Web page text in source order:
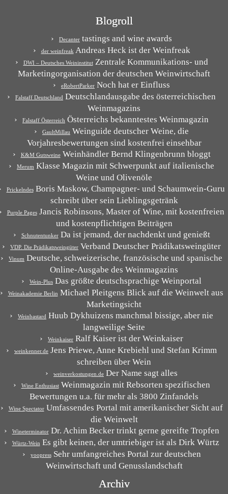
Blogroll
Decanter tastings and wine awards
der weinfreakAndreas Heck ist der Weinfreak
DWI – Deutsches WeininstitutZentrale Kommunikations- und
Marketingorganisation der deutschen Weinwirtschaft
eRobertParker Noch hat er Einfluss
Falstaff Deutschland Deutschlandausgabe des österreichischen
Weinmagazins
Falstaff Österreich Österreichs bekanntestes Weinmagazin
GaultMillau Weinguide deutscher Weine, die
Vorjahresbewertungen sind kostenfrei einsehbar
K&M GutsweineWeinhändler Bernd Klingenbrunn bloggt
Merum Klasse Magazin mit Schwerpunkt auf italienische
Weine und Olivenöle
PrickelndesBoris Maskow, Champagner- und Schaumwein-Guru
schreibt über sein Lieblingsgetränk
Purple PagesJancis Robinsons, Master of Wine, mit kostenfreien
und kostenpflichtigen Beiträgen
SchnutentunkerDa ist jemand, der nachdenkt und genießt
VDP. Die Prädikatsweingüter Verband Deutscher Prädikatsweingüter
Vinum Deutsche, schweizerische, französische und spanische
Online-Ausgabe des Weinmagazins
Wein-Plus Das größte deutschsprachige Weinportal
Weinakademie Berlin Michael Pleitgens Blick auf die Weinwelt aus
Marketingsicht
Weinbastard Huub Dykhuizens manchmal bissige, aber nie
langweilige Seite
Weinkaiser Ralf Kaiser ist der Weinkaiser
weinkenner.de Jens Priewe, Anne Krebiehl und Stefan Krimm
schreiben über Wein
weinverkostungen.de Der Name sagt alles
Wine EnthusiastWeinmagazin mit Rebsorten spezifischen
Bewertungen u.a. für mehr als 3800 Zinfandels
Wine SpectatorUmfassendes Portal mit amerikanischer Sicht auf
die Weinwelt
WineterminatorDr. Achim Becker trinkt gerne gereifte Tropfen
Würtz-Wein Es gibt keinen, der umtriebiger ist als Dirk Würtz
yoopressSehr umfangreiches Portal zur deutschen
Weinwirtschaft und Genusslandschaft
Archiv